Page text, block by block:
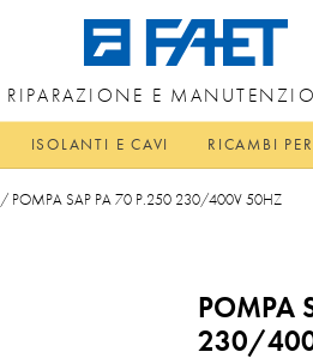
RIPARAZIONE E
ISOLANTI E CAVI RICAMBI
/ POMPA SAP PA 70 P.250 230/400V 50HZ
POMPA
230/